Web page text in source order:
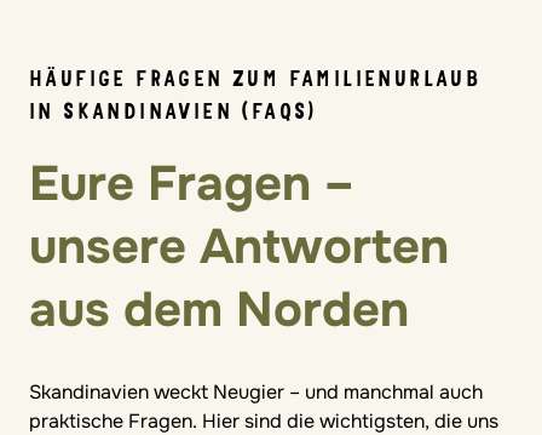
HÄUFIGE FRAGEN ZUM FAMILIENURLAUB
IN SKANDINAVIEN (FAQS)
Eure Fragen –
unsere Antworten
aus dem Norden
Skandinavien weckt Neugier – und manchmal auch
praktische Fragen. Hier sind die wichtigsten, die uns